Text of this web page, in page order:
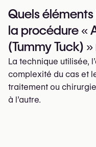
Quels
la procédure «
(Tummy Tuck)
La technique utilisée,
complexité du cas et
traitement ou
à l’autre.